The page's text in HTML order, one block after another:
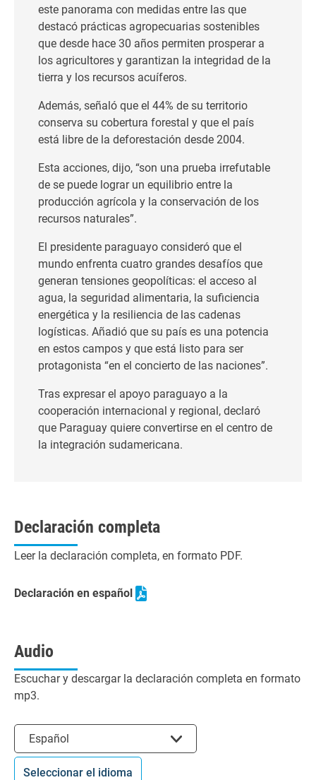
este panorama con medidas entre las que
destacó prácticas agropecuarias sostenibles
que desde hace 30 años permiten prosperar a
los agricultores y garantizan la integridad de la
tierra y los recursos acuíferos.
Además, señaló que el 44% de su territorio
conserva su cobertura forestal y que el país
está libre de la deforestación desde 2004.
Esta acciones, dijo, “son una prueba irrefutable
de se puede lograr un equilibrio entre la
producción agrícola y la conservación de los
recursos naturales”.
El presidente paraguayo consideró que el
mundo enfrenta cuatro grandes desafíos que
generan tensiones geopolíticas: el acceso al
agua, la seguridad alimentaria, la suficiencia
energética y la resiliencia de las cadenas
logísticas. Añadió que su país es una potencia
en estos campos y que está listo para ser
protagonista “en el concierto de las naciones”.
Tras expresar el apoyo paraguayo a la
cooperación internacional y regional, declaró
que Paraguay quiere convertirse en el centro de
la integración sudamericana.
Declaración completa
Leer la declaración completa, en formato PDF.
Declaración en español
Audio
Escuchar y descargar la declaración completa en formato
mp3.
Seleccionar el idioma
Español
Seleccionar el idioma